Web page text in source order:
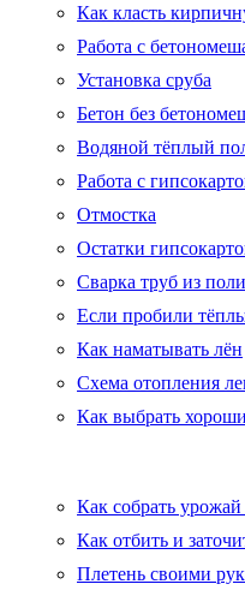
Как класть
Работа с
Установка сруба
Бетон без
Водяной тёплый
Работа с
Отмостка
Остатки
Сварка труб из
Если пробили
Как наматывать лён
Схема отопления
Как выбрать
Как собрать
Как отбить и
Плетень своими